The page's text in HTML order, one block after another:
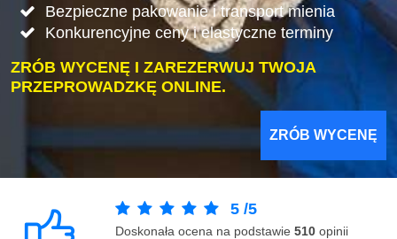
Bezpieczne pakowanie i transport mienia
Konkurencyjne ceny i elastyczne terminy
ZRÓB WYCENĘ I ZAREZERWUJ TWOJA
PRZEPROWADZKĘ ONLINE.
ZRÓB WYCENĘ
5 /5
Doskonała ocena na podstawie 510 opinii